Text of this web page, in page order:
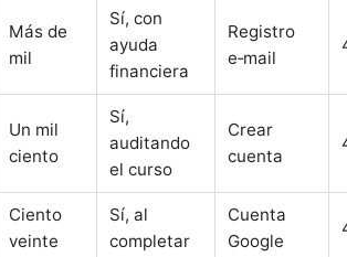
Más de
mil
Sí, con
ayuda
financiera
Registro
e‑mail
Un mil
ciento
Sí,
auditando
el curso
Crear
cuenta
Ciento
veinte
Sí, al
completar
Cuenta
Google